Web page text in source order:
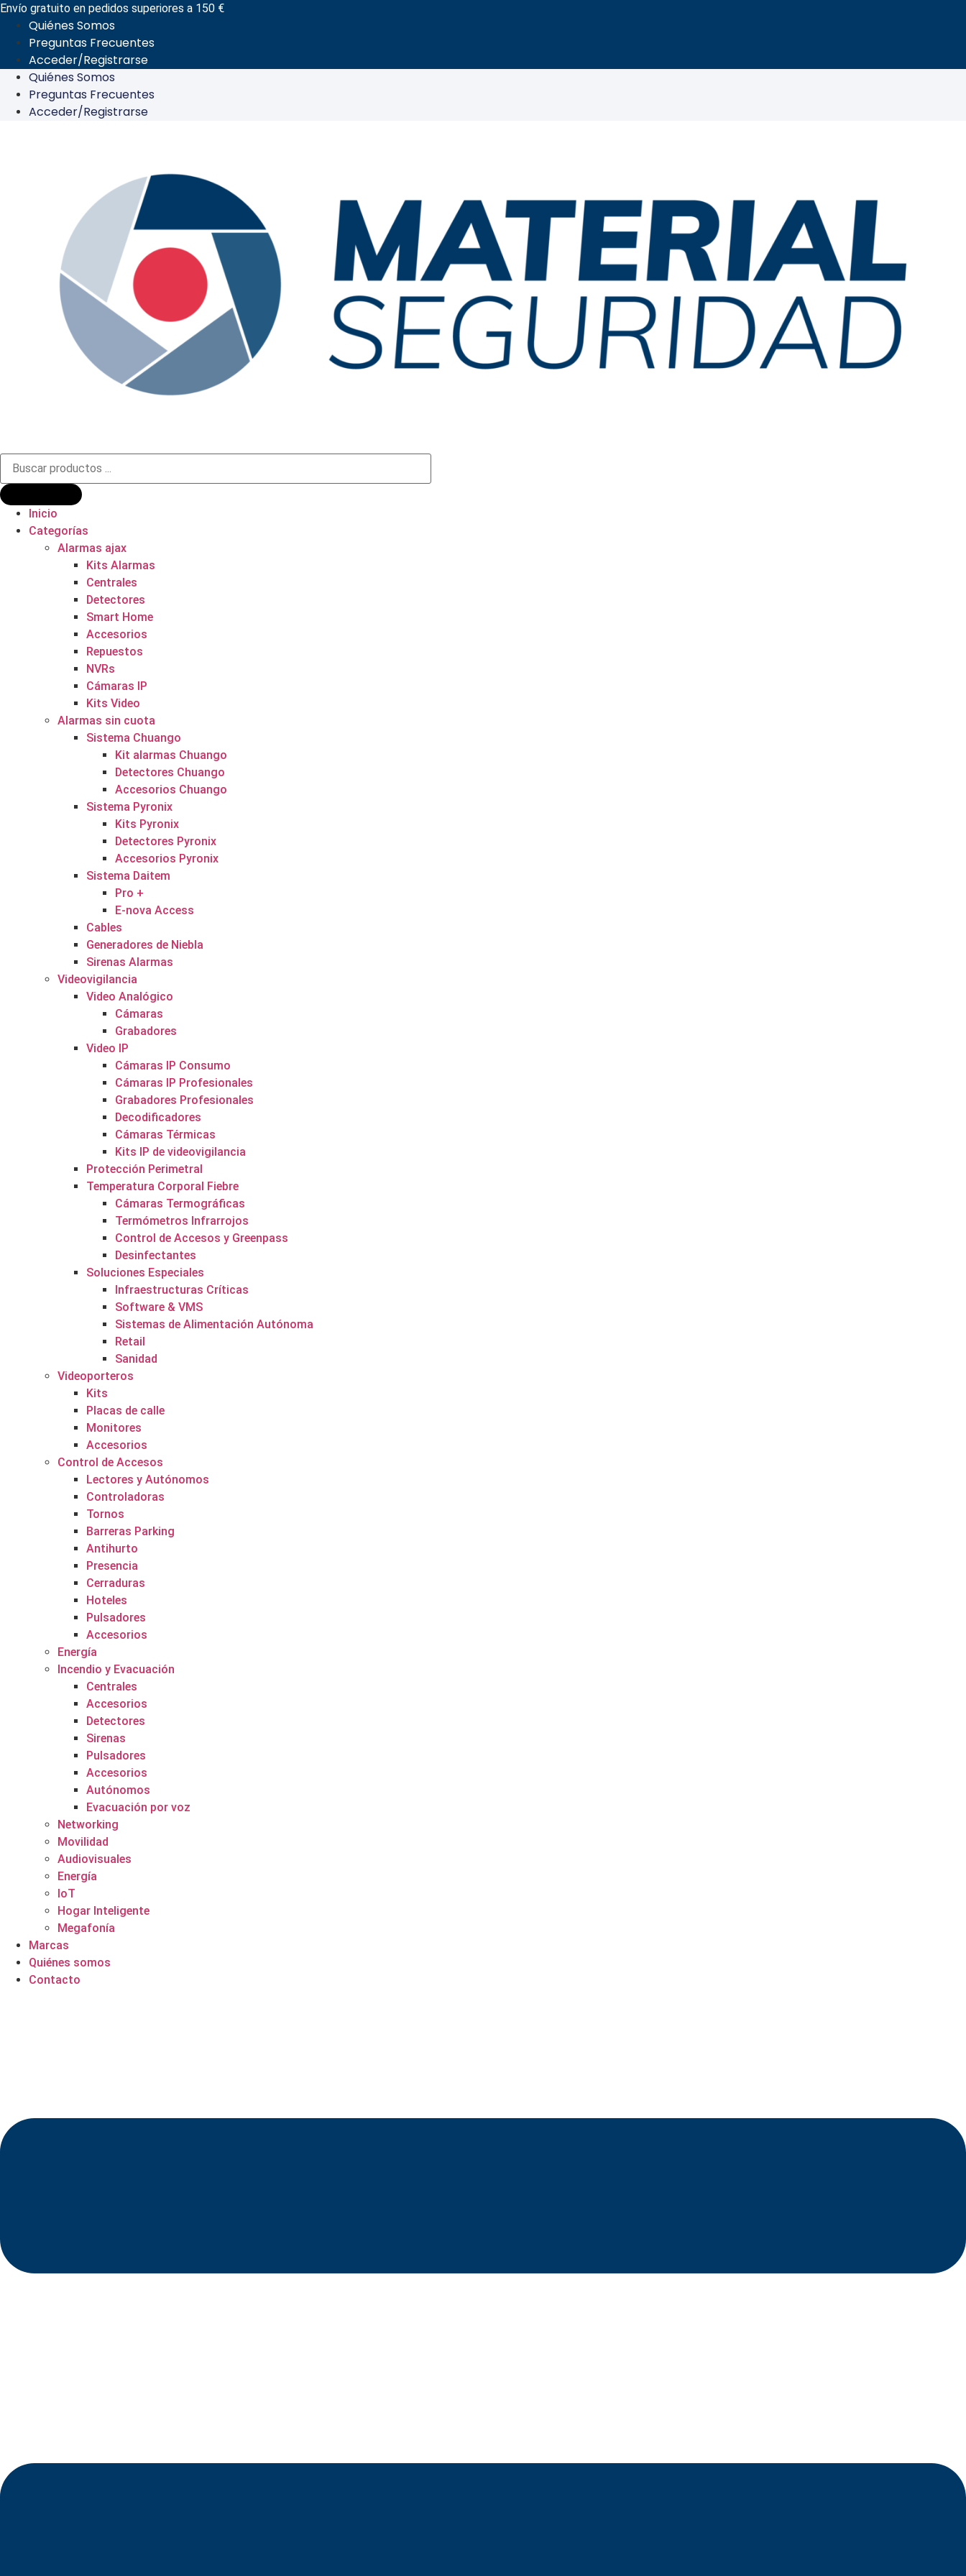
Ir
contenido
Envío gratuito en pedidos superiores a 150 €
Quiénes Somos
Preguntas Frecuentes
Acceder/Registrarse
Quiénes Somos
Preguntas Frecuentes
Acceder/Registrarse
Búsqueda
productos
Inicio
Categorías
Alarmas ajax
Kits Alarmas
Centrales
Detectores
Smart Home
Accesorios
Repuestos
NVRs
Cámaras IP
Kits Video
Alarmas sin cuota
Sistema Chuango
Kit alarmas Chuango
Detectores Chuango
Accesorios Chuango
Sistema Pyronix
Kits Pyronix
Detectores Pyronix
Accesorios Pyronix
Sistema Daitem
Pro +
E-nova Access
Cables
Generadores de Niebla
Sirenas Alarmas
Videovigilancia
Video Analógico
Cámaras
Grabadores
Video IP
Cámaras IP Consumo
Cámaras IP Profesionales
Grabadores Profesionales
Decodificadores
Cámaras Térmicas
Kits IP de videovigilancia
Protección Perimetral
Temperatura Corporal Fiebre
Cámaras Termográficas
Termómetros Infrarrojos
Control de Accesos y Greenpass
Desinfectantes
Soluciones Especiales
Infraestructuras Críticas
Software & VMS
Sistemas de Alimentación Autónoma
Retail
Sanidad
Videoporteros
Kits
Placas de calle
Monitores
Accesorios
Control de Accesos
Lectores y Autónomos
Controladoras
Tornos
Barreras Parking
Antihurto
Presencia
Cerraduras
Hoteles
Pulsadores
Accesorios
Energía
Incendio y Evacuación
Centrales
Accesorios
Detectores
Sirenas
Pulsadores
Accesorios
Autónomos
Evacuación por voz
Networking
Movilidad
Audiovisuales
Energía
IoT
Hogar Inteligente
Megafonía
Marcas
Quiénes somos
Contacto